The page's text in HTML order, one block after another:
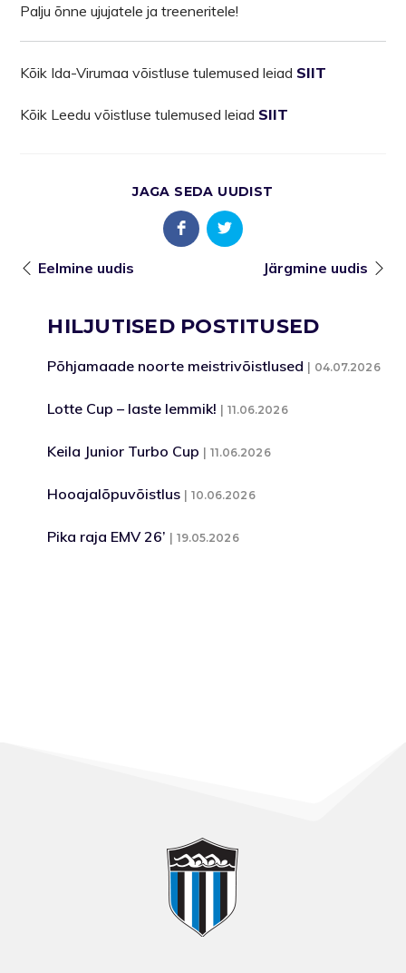
Palju õnne ujujatele ja treeneritele!
Kõik Ida-Virumaa võistluse tulemused leiad SIIT
Kõik Leedu võistluse tulemused leiad SIIT
JAGA SEDA UUDIST
Eelmine uudis Järgmine uudis
HILJUTISED POSTITUSED
Põhjamaade noorte meistrivõistlused 04.07.2026
Lotte Cup – laste lemmik! 11.06.2026
Keila Junior Turbo Cup 11.06.2026
Hooajalõpuvõistlus 10.06.2026
Pika raja EMV 26’ 19.05.2026